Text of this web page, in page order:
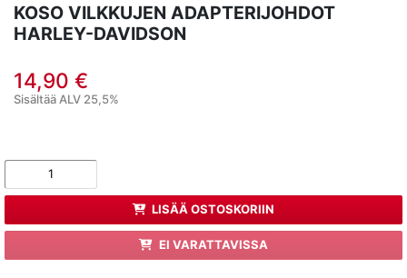
tähdet
KOSO VILKKUJEN ADAPTERIJOHDOT
HARLEY-DAVIDSON
14,90 €
Sisältää ALV 25,5%
LISÄÄ OSTOSKORIIN
EI VARATTAVISSA